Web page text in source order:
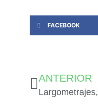
FACEBOOK
ANTERIOR